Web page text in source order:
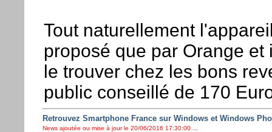
Tout naturellement
proposé que par Orange et
le trouver chez les bons
public conseillé de 170
Retrouvez Smartphone France sur Windows et Windows
News ajoutée ou mise à jour le 20/06/2016 17:30:00 ...